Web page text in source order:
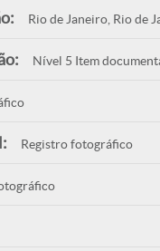
Rio de Janeiro, Rio de
Nível 5 Item
Registro fotográfico